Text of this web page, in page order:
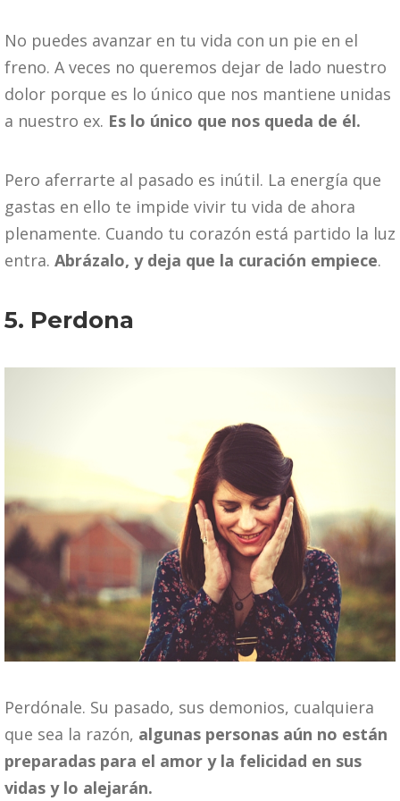
No puedes avanzar en tu vida con un pie en el
freno. A veces no queremos dejar de lado nuestro
dolor porque es lo único que nos mantiene unidas
a nuestro ex. Es lo único que nos queda de él.
Pero aferrarte al pasado es inútil. La energía que
gastas en ello te impide vivir tu vida de ahora
plenamente. Cuando tu corazón está partido la luz
entra. Abrázalo, y deja que la curación empiece.
5. Perdona
Perdónale. Su pasado, sus demonios, cualquiera
que sea la razón, algunas personas aún no están
preparadas para el amor y la felicidad en sus
vidas y lo alejarán.